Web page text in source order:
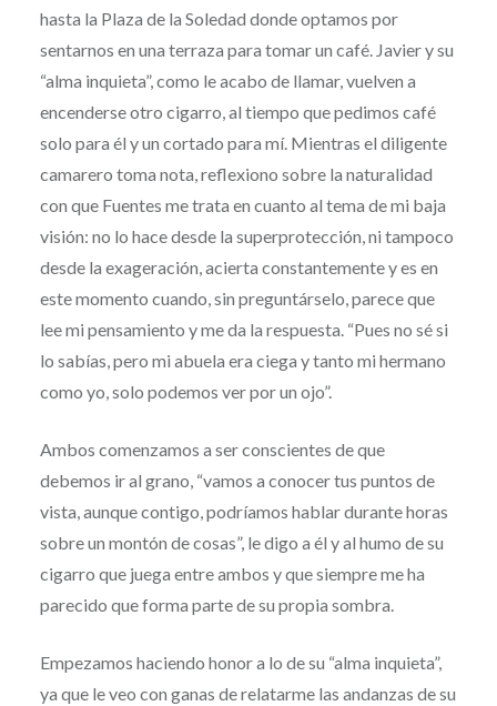
hasta la Plaza de la Soledad donde optamos por
sentarnos en una terraza para tomar un café. Javier y su
“alma inquieta”, como le acabo de llamar, vuelven a
encenderse otro cigarro, al tiempo que pedimos café
solo para él y un cortado para mí. Mientras el diligente
camarero toma nota, reflexiono sobre la naturalidad
con que Fuentes me trata en cuanto al tema de mi baja
visión: no lo hace desde la superprotección, ni tampoco
desde la exageración, acierta constantemente y es en
este momento cuando, sin preguntárselo, parece que
lee mi pensamiento y me da la respuesta. “Pues no sé si
lo sabías, pero mi abuela era ciega y tanto mi hermano
como yo, solo podemos ver por un ojo”.
Ambos comenzamos a ser conscientes de que
debemos ir al grano, “vamos a conocer tus puntos de
vista, aunque contigo, podríamos hablar durante horas
sobre un montón de cosas”, le digo a él y al humo de su
cigarro que juega entre ambos y que siempre me ha
parecido que forma parte de su propia sombra.
Empezamos haciendo honor a lo de su “alma inquieta”,
ya que le veo con ganas de relatarme las andanzas de su